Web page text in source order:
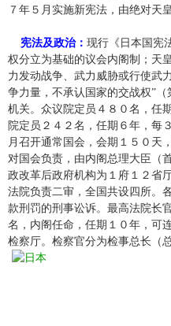
７年５月实施新宪法，由绝对天
宪法及政治： 现行《日本国宪
权分立为基础的议会内阁制；天
力发动战争、武力威胁或行使武
争力量，不承认国家的交战权”
机关。众议院定员４８０名，任
院定员２４２名，任期６年，每
月召开通常国会，会期１５０天
对国会负责，由内阁总理大臣（
政改革后政府机构为１府１２省
法院负责二审，全国共设四所。
款刑罚的刑事讼诉。最高法院长
名，内阁任命，任期１０年，可
检察厅。检察官分为检事总长（